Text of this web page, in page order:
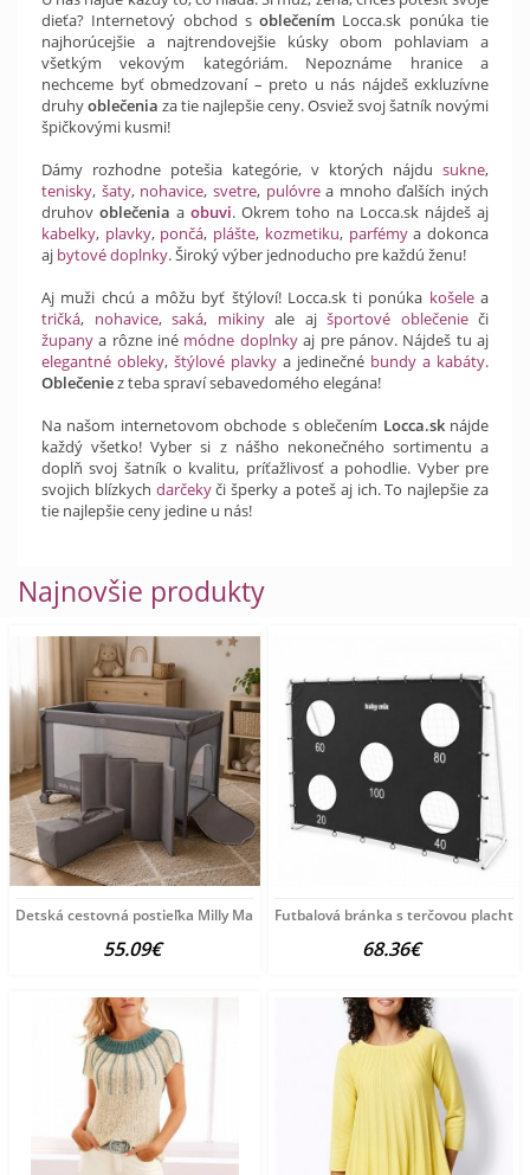
dieťa? Internetový obchod soblečením Locca.sk ponúka tie
najhorúcejšie a najtrendovejšie kúsky obom pohlaviam a
všetkým vekovým kategóriám. Nepoznáme hranice a
nechceme byť obmedzovaní – preto u nás nájdeš exkluzívne
druhyoblečenia za tie najlepšie ceny. Osviež svoj šatník novými
špičkovými kusmi!
Dámy rozhodne potešia kategórie, v ktorých nájdu sukne,
tenisky, šaty, nohavice, svetre, pulóvrea mnoho ďalších iných
druhov oblečenia a obuvi. Okrem toho na Locca.sk nájdeš aj
kabelky, plavky, pončá, plášte, kozmetiku, parfémya dokonca
aj bytové doplnky. Široký výber jednoducho pre každú ženu!
Aj muži chcú a môžu byť štýloví! Locca.sk ti ponúka košelea
tričká, nohavice, saká, mikinyale aj športové oblečenieči
župany a rôzne iné módne doplnkyaj pre pánov. Nájdeš tu aj
elegantné obleky, štýlové plavky a jedinečné bundy a kabáty.
Oblečeniez teba spraví sebavedomého elegána!
Na našom internetovom obchode s oblečením Locca.sknájde
každý všetko! Vyber si z nášho nekonečného sortimentu a
doplň svoj šatník o kvalitu, príťažlivosť a pohodlie. Vyber pre
svojich blízkych darčekyči šperky a poteš aj ich. To najlepšie za
tie najlepšie ceny jedine u nás!
Najnovšie produkty
Detská cestovná postieľka Milly Mally
55.09€
Futbalová bránka s terčovou
68.36€